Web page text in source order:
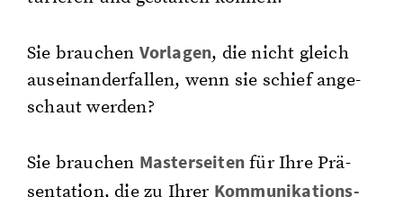
Sie brau­chen Vor­la­gen, die nicht gleich
aus­ein­an­der­fal­len, wenn sie schief an­ge­
schaut wer­den?
Sie brau­chen Mas­ter­sei­ten für Ihre Prä­
sen­ta­ti­on, die zu Ihrer Kom­mu­ni­ka­ti­ons­